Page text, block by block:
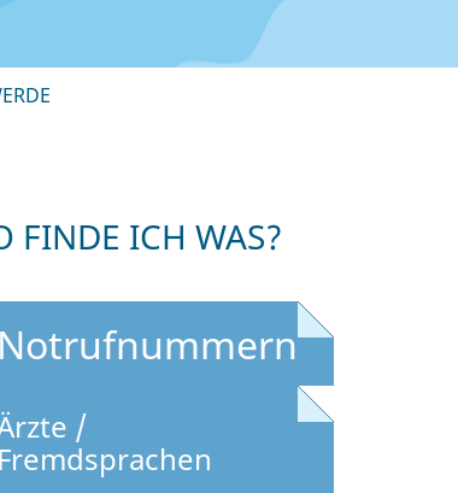
FINDE ICH WAS?
Notrufnummern
/
Fremdsprachen